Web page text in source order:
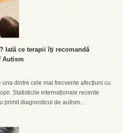
Iată ce terapii îţi recomandă
Autism
dintre cele mai frecvente afecțiuni cu
Statisticile internaționale recente
primit diagnosticul de autism...